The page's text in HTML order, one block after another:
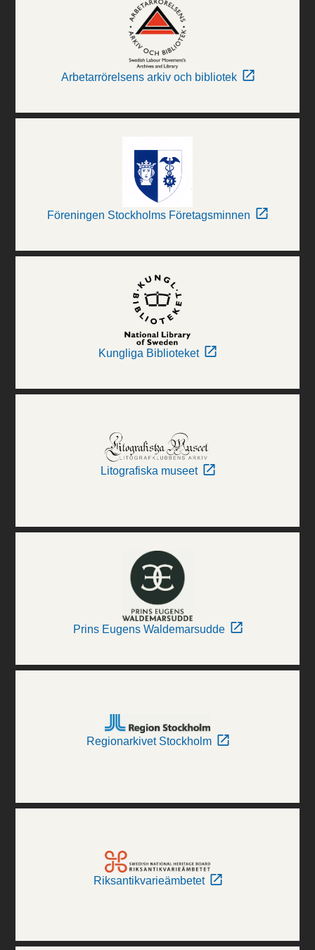
Arbetarrörelsens arkiv och bibliotek
Föreningen Stockholms Företagsminnen
Kungliga Biblioteket
Litografiska museet
Prins Eugens Waldemarsudde
Regionarkivet Stockholm
Riksantikvarieämbetet